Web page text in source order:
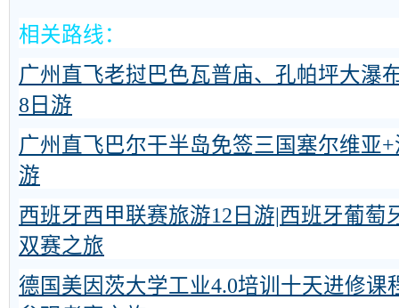
相关路线：
广州直飞老挝巴色瓦普庙、孔帕坪大瀑
8日游
广州直飞巴尔干半岛免签三国塞尔维亚
游
西班牙西甲联赛旅游12日游|西班牙葡萄
双赛之旅
德国美因茨大学工业4.0培训十天进修课